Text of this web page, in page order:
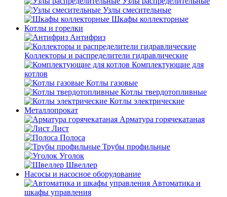
Узлы смесительные
Шкафы коллекторные
Котлы и горелки
Антифриз
Коллекторы и распределители гидравлические
Комплектующие для
котлов
Котлы газовые
Котлы твердотопливные
Котлы электрические
Металлопрокат
Арматура горячекатаная
Лист
Полоса
Трубы профильные
Уголок
Швеллер
Насосы и насосное оборудование
Автоматика и
шкафы управления